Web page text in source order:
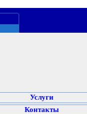
Услуги
Контакты